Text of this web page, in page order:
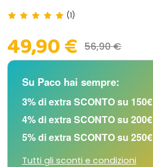
(1)
49,90 € 56,90 €
Su Paco hai sempre:
3% di extra SCONTO su 150€
4% di extra SCONTO su 200€
5% di extra SCONTO su 250€
Tutti gli sconti e condizioni